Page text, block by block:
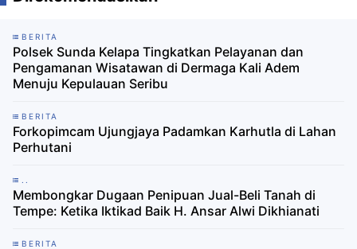
BERITA
Polsek Sunda Kelapa Tingkatkan Pelayanan dan
Pengamanan Wisatawan di Dermaga Kali Adem
Menuju Kepulauan Seribu
BERITA
Forkopimcam Ujungjaya Padamkan Karhutla di Lahan
Perhutani
Membongkar Dugaan Penipuan Jual-Beli Tanah di
Tempe: Ketika Iktikad Baik H. Ansar Alwi Dikhianati
BERITA